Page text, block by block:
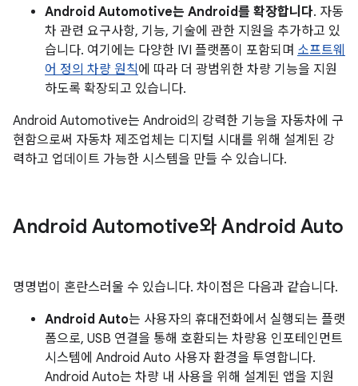
Android Automotive는 Android를 확장합니다. 자동
차 관련 요구사항, 기능, 기술에 관한 지원을 추가하고 있
습니다. 여기에는 다양한 IVI 플랫폼이 포함되며 소프트웨
어 정의 차량 원칙에 따라 더 광범위한 차량 기능을 지원
하도록 확장되고 있습니다.
Android Automotive는 Android의 강력한 기능을 자동차에 구
현함으로써 자동차 제조업체는 디지털 시대를 위해 설계된 강
력하고 업데이트 가능한 시스템을 만들 수 있습니다.
Android Automotive와 Android Auto
명명법이 혼란스러울 수 있습니다. 차이점은 다음과 같습니다.
Android Auto는 사용자의 휴대전화에서 실행되는 플랫
폼으로, USB 연결을 통해 호환되는 차량용 인포테인먼트
시스템에 Android Auto 사용자 환경을 투영합니다.
Android Auto는 차량 내 사용을 위해 설계된 앱을 지원